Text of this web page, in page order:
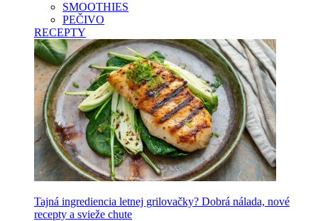
SMOOTHIES
PEČIVO
RECEPTY
Tajná ingrediencia letnej grilovačky? Dobrá nálada, nové
recepty a svieže chute